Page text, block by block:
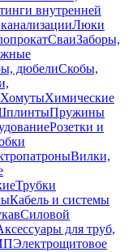
внутренней
Люки
СваиЗаборы,
дюбелиСкобы,
ХомутыХимические
Пружины
Розетки и
Вилки,
Трубки
Кабель и системы
Силовой
для труб,
Электрощитовое